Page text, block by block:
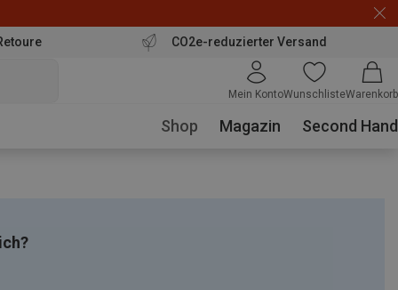
CO2e-reduzierter Versand
Mein KontoWunschlisteWarenkorb
Shop Magazin Second Hand